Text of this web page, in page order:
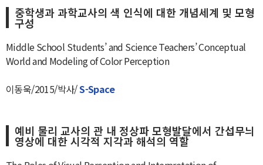
중학생과 과학교사의 색 인식에 대한 개념세계 및 모형
구성
Middle School Students’ and Science Teachers’ Conceptual
World and Modeling of Color Perception
이동욱/2015/박사/S-Space
예비 물리 교사의 관 내 정상파 모형발달에서 간섭무늬
영상에 대한 시각적 지각과 해석의 역할